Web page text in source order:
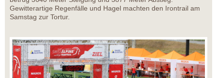
Gewitterartige Regenfälle und Hagel machten den Irontrail am
Samstag zur Tortur.